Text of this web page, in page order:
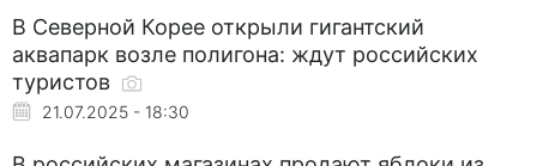
В Северной Корее открыли гигантский
аквапарк возле полигона: ждут российских
туристов
21.07.2025 - 18:30